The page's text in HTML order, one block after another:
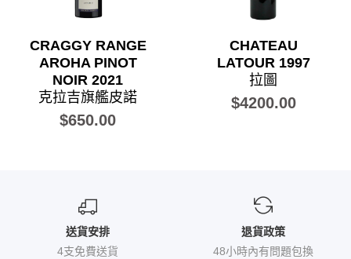
CRAGGY RANGE
AROHA PINOT
NOIR 2021
克拉吉旗艦皮諾
$650.00
CHATEAU
LATOUR 1997
拉圖
$4200.00
送貨安排
4支免費送貨
退貨政策
48小時內有問題包換